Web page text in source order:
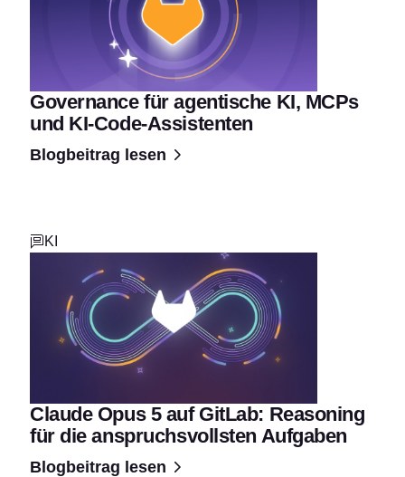
Governance für agentische KI, MCPs
und KI-Code-Assistenten
Blogbeitrag lesen
KI
Claude Opus 5 auf GitLab: Reasoning
für die anspruchsvollsten Aufgaben
Blogbeitrag lesen